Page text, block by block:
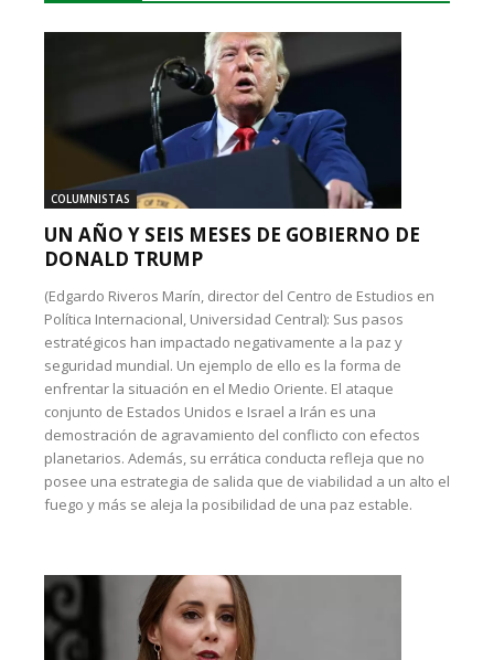
COLUMNISTAS
UN AÑO Y SEIS MESES DE GOBIERNO DE
DONALD TRUMP
(Edgardo Riveros Marín, director del Centro de Estudios en
Política Internacional, Universidad Central): Sus pasos
estratégicos han impactado negativamente a la paz y
seguridad mundial. Un ejemplo de ello es la forma de
enfrentar la situación en el Medio Oriente. El ataque
conjunto de Estados Unidos e Israel a Irán es una
demostración de agravamiento del conflicto con efectos
planetarios. Además, su errática conducta refleja que no
posee una estrategia de salida que de viabilidad a un alto el
fuego y más se aleja la posibilidad de una paz estable.